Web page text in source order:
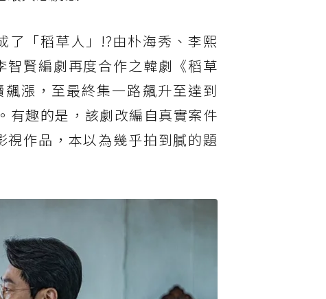
了「稻草人」!?由朴海秀、李熙
智賢編劇再度合作之韓劇《稻草
漲，至最終集一路飆升至達到
有趣的是，該劇改編自真實案件
視作品，本以為幾乎拍到膩的題